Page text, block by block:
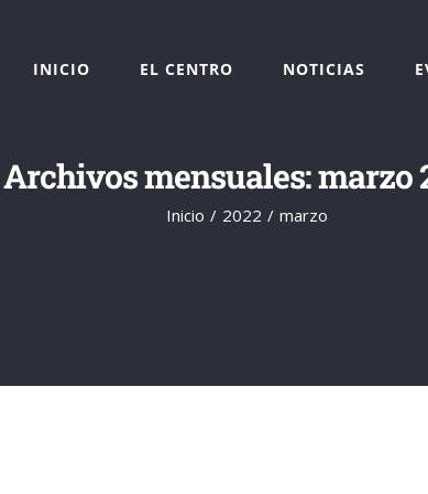
INICIO EL CENTRO NOTICIAS
Archivos mensuales:marzo
Inicio 2022 marzo